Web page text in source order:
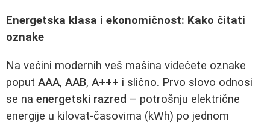
Energetska klasa i ekonomičnost: Kako čitati
oznake
Na većini modernih veš mašina videćete oznake
poput AAA, AAB, A+++ i slično. Prvo slovo odnosi
se na energetski razred – potrošnju električne
energije u kilovat-časovima (kWh) po jednom